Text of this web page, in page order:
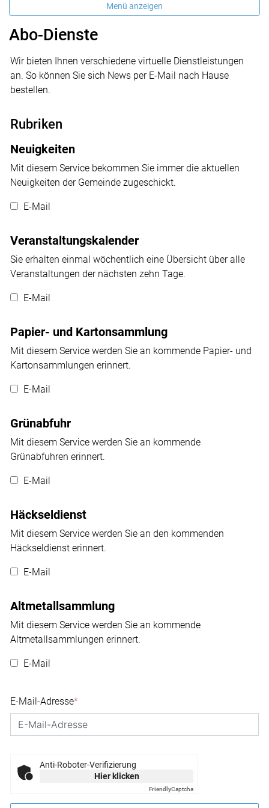
Menü anzeigen
Abo-Dienste
Wir bieten Ihnen verschiedene virtuelle Dienstleistungen
an. So können Sie sich News per E-Mail nach Hause
bestellen.
Rubriken
Neuigkeiten
Mit diesem Service bekommen Sie immer die aktuellen
Neuigkeiten der Gemeinde zugeschickt.
E-Mail
Veranstaltungskalender
Sie erhalten einmal wöchentlich eine Übersicht über alle
Veranstaltungen der nächsten zehn Tage.
E-Mail
Papier- und Kartonsammlung
Mit diesem Service werden Sie an kommende Papier- und
Kartonsammlungen erinnert.
E-Mail
Grünabfuhr
Mit diesem Service werden Sie an kommende
Grünabfuhren erinnert.
E-Mail
Häckseldienst
Mit diesem Service werden Sie an den kommenden
Häckseldienst erinnert.
E-Mail
Altmetallsammlung
Mit diesem Service werden Sie an kommende
Altmetallsammlungen erinnert.
E-Mail
E-Mail-Adresse*
Anti-Roboter-Verifizierung
Hier klicken
FriendlyCaptcha